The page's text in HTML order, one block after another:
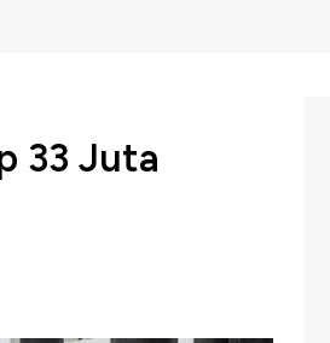
33 Juta